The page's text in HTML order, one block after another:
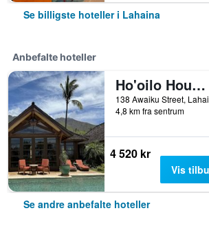
Se billigste hoteller i Lahaina
Anbefalte hoteller
Ho'oilo House
4,8 km fra sentrum
4 520 kr
Vis
Se andre anbefalte hoteller